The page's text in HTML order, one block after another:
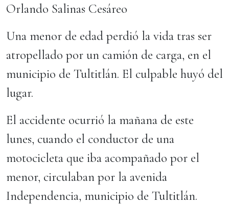
Orlando Salinas Cesáreo
Una menor de edad perdió la vida tras ser
atropellado por un camión de carga, en el
municipio de Tultitlán. El culpable huyó del
lugar.
El accidente ocurrió la mañana de este
lunes, cuando el conductor de una
motocicleta que iba acompañado por el
menor, circulaban por la avenida
Independencia, municipio de Tultitlán.